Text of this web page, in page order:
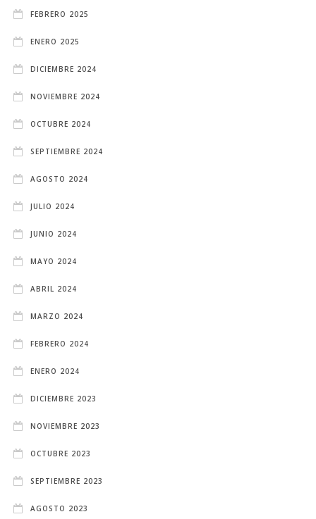
FEBRERO 2025
ENERO 2025
DICIEMBRE 2024
NOVIEMBRE 2024
OCTUBRE 2024
SEPTIEMBRE 2024
AGOSTO 2024
JULIO 2024
JUNIO 2024
MAYO 2024
ABRIL 2024
MARZO 2024
FEBRERO 2024
ENERO 2024
DICIEMBRE 2023
NOVIEMBRE 2023
OCTUBRE 2023
SEPTIEMBRE 2023
AGOSTO 2023